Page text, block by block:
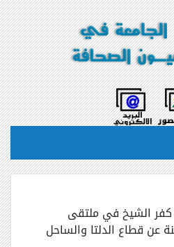
كفر الشيخ في ملتقى
عن قطاع الدلتا والساحل